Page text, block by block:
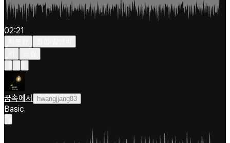
02:21
꿈속에서 hwangjjang83
Basic